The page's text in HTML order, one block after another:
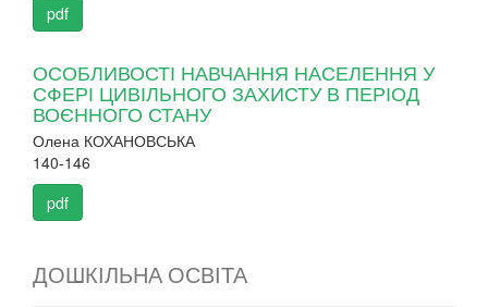
pdf
ОСОБЛИВОСТІ НАВЧАННЯ НАСЕЛЕННЯ У
СФЕРІ ЦИВІЛЬНОГО ЗАХИСТУ В ПЕРІОД
ВОЄННОГО СТАНУ
Олена КОХАНОВСЬКА
140-146
pdf
ДОШКІЛЬНА ОСВІТА